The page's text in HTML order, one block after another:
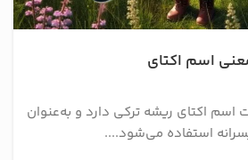
اسم اکتای
اکتای ریشه ترکی دارد و به‌عنوان
استفاده می‌شود....